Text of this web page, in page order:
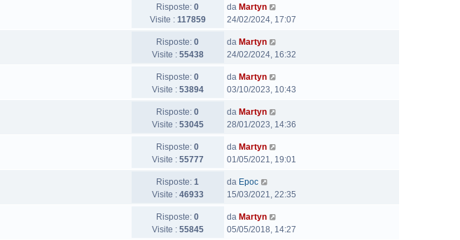
m
e
s
s
g
g
o
i
m
m
e
s
s
g
g
o
Risposte: 0
Visite : 117859
U
l
i
m
m
e
s
s
g
g
o
da Martyn
24/02/2024, 17:07
Risposte: 0
Visite : 55438
U
l
i
m
m
e
s
s
g
g
o
da Martyn
24/02/2024, 16:32
Risposte: 0
Visite : 53894
U
l
i
m
m
e
s
s
g
g
da Martyn
03/10/2023, 10:43
Risposte: 0
Visite : 53045
U
l
i
m
m
e
s
s
da Martyn
28/01/2023, 14:36
Risposte: 0
Visite : 55777
U
l
i
m
m
e
da Martyn
01/05/2021, 19:01
Risposte: 1
Visite : 46933
U
l
i
m
da Epoc
15/03/2021, 22:35
Risposte: 0
Visite : 55845
U
l
da Martyn
05/05/2018, 14:27